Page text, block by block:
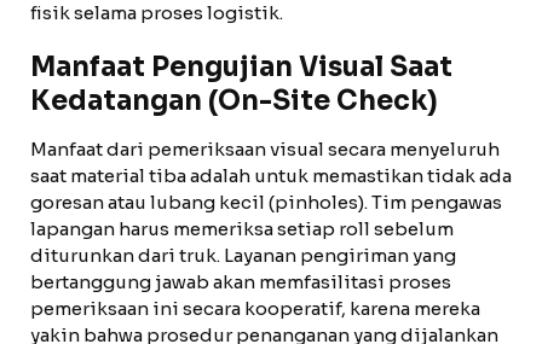
fisik selama proses logistik.
Manfaat Pengujian Visual Saat
Kedatangan (On-Site Check)
Manfaat dari pemeriksaan visual secara menyeluruh
saat material tiba adalah untuk memastikan tidak ada
goresan atau lubang kecil (pinholes). Tim pengawas
lapangan harus memeriksa setiap roll sebelum
diturunkan dari truk. Layanan pengiriman yang
bertanggung jawab akan memfasilitasi proses
pemeriksaan ini secara kooperatif, karena mereka
yakin bahwa prosedur penanganan yang dijalankan